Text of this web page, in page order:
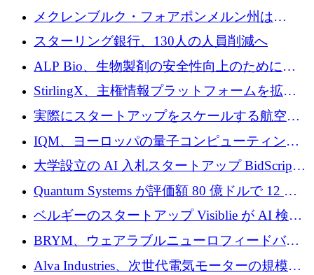
ンタム・キャピタルが気候変動対策ハードウ
ェア投資として初回クローズで6,000万ユーロ
を確保
メクレンブルク・フォアポンメルン州は
Nextcloud を州全体に展開し、オープンソース
戦略を拡大
スターリング銀行、130人の人員削減へ
ALP Bio、生物製剤の安全性向上のために
Venture Kick から 16 万 1,000 ユーロを調達
StirlingX、主権情報プラットフォームを拡張
するためにシリーズ A で 2,000 万ドルを確保
実際にスタートアップをスケールする航空イ
ノベーション モデルを学ぶ
IQM、ヨーロッパの量子コンピューティング
企業として初めて米国の主要取引所に上場
大学設立の AI 入札スタートアップ BidScript
がプレシード資金総額 100 万ドルを突破
Quantum Systems が評価額 80 億ドルで 12 億
ドルを調達
ベルギーのスタートアップ Visiblie が AI 検索
の可視化のために 50 万ユーロを調達
BRYM、ウェアラブルニューロフィードバッ
クプラットフォームの開発に65万ユーロを確
Alva Industries、次世代電気モーターの規模拡